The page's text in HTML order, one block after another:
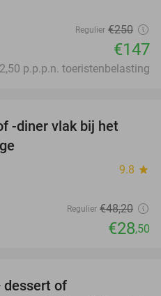
Regulier €250
€147
p.p.p.n. toeristenbelasting
-diner vlak bij het
9.8 star
Regulier €48,20
€28,50
dessert of